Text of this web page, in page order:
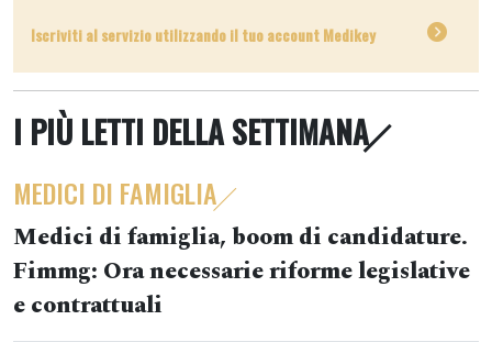
Iscriviti al servizio utilizzando il tuo account Medikey
I PIÙ LETTI DELLA SETTIMANA
MEDICI DI FAMIGLIA
Medici di famiglia, boom di candidature.
Fimmg: Ora necessarie riforme legislative
e contrattuali